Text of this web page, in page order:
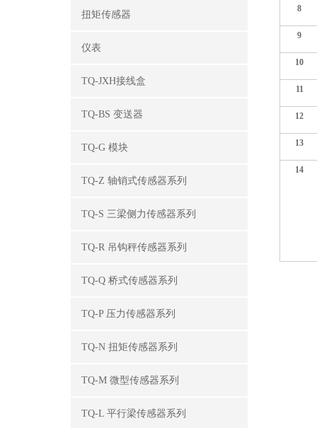
扭矩传感器
仪表
TQ-JXH接线盒
TQ-BS 变送器
TQ-G 模块
TQ-Z 轴销式传感器系列
TQ-S 三梁侧力传感器系列
TQ-R 吊钩秤传感器系列
TQ-Q 桥式传感器系列
TQ-P 压力传感器系列
TQ-N 扭矩传感器系列
TQ-M 微型传感器系列
TQ-L 平行梁传感器系列
8
9
10
11
12
13
14